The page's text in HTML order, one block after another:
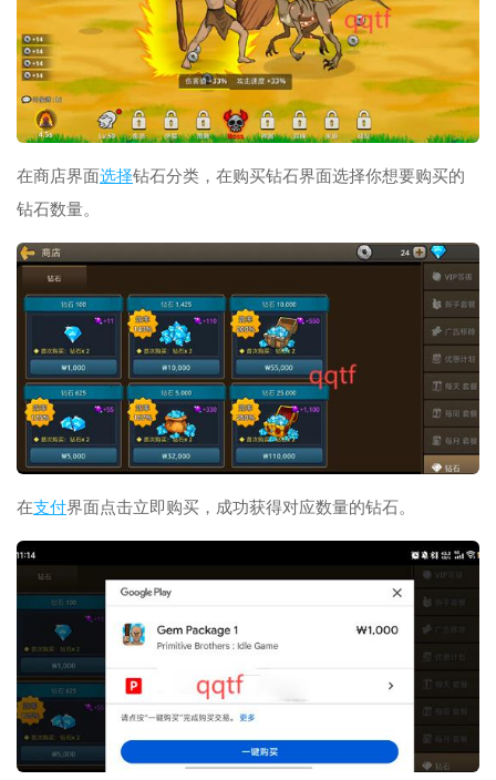
在商店界面选择钻石分类，在购买钻石界面选择你想要购买的
钻石数量。
在支付界面点击立即购买，成功获得对应数量的钻石。